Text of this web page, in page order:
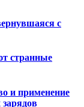
с
странные
и применение